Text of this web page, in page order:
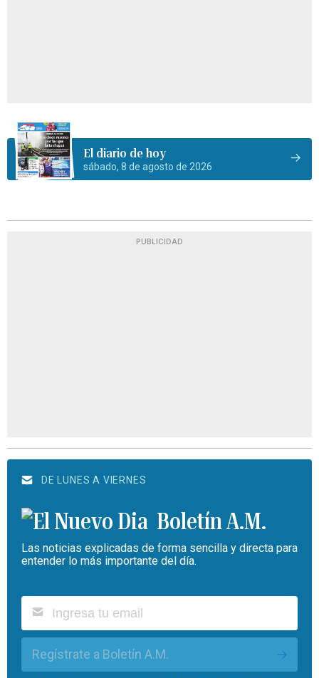
El diario de hoy
sábado, 8 de agosto de 2026
PUBLICIDAD
DE LUNES A VIERNES
Boletín A.M.
Las noticias explicadas de forma sencilla y directa para
entender lo más importante del día.
Regístrate a Boletín A.M.